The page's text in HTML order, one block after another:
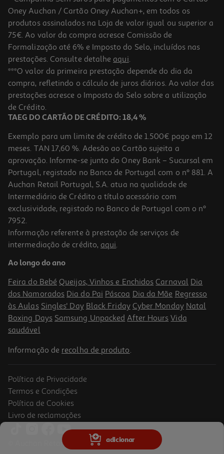
adicionar
5.0
Tartelete Creme Brulee Un
2.25 €/un
2,25 €
Tarte Brigadeiro 400 G
9.48 €/Kg
3,79 €
Torta Com Creme De Chocolate 400g
Oney Auchan / Cartão Oney Auchan+, em todos os
produtos assinalados na Loja de valor igual ou superior a
75€. Ao valor da compra acresce Comissão de
Formalização até 6% e Imposto do Selo, incluídos nas
prestações. Consulte detalhe aqui.
***O valor da primeira prestação depende do dia da
compra, refletindo o cálculo de juros diários. Ao valor das
prestações acresce o Imposto do Selo sobre a utilização
de Crédito.
TAEG DO CARTÃO DE CRÉDITO: 18,4 %
Exemplo para um limite de crédito de 1.500€ pago em 12
meses. TAN 17,60 %. Adesão ao Cartão sujeita a
aprovação. Informe-se junto do Oney Bank – Sucursal em
Portugal, registado no Banco de Portugal com o nº 881. A
Auchan Retail Portugal, S.A. atua na qualidade de
Intermediário de Crédito a título acessório com
exclusividade, registado no Banco de Portugal com o nº
7952.
Informação referente à prestação de serviços de
intermediação de crédito, aqui.
Ao longo do ano
Feira do Bebé Queijos, Vinhos e Enchidos Carnaval Dia
dos Namorados Dia do Pai Páscoa Dia da Mãe Regresso
às Aulas Singles' Day Black Friday Cyber Monday Natal
Boxing Days Samsung Unpacked After Hours Vida
saudável
Informação de recolha de produto.
Política de Privacidade
Termos e Condições
Política de Cookies
Livro de reclamações
© Auchan Retail Portugal